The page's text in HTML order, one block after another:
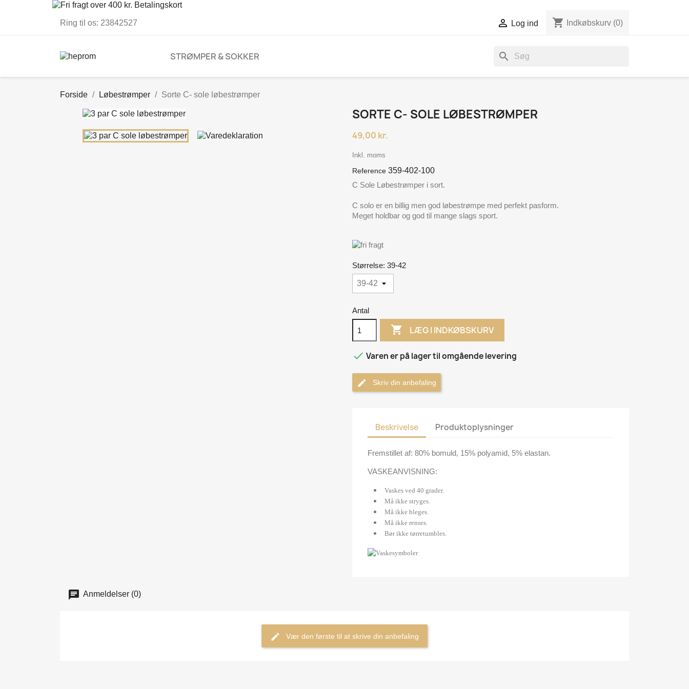
Ring til os: 23842527  Log ind shopping_cart Indkøbskurv (0)
STRØMPER & SOKKER search
Forside Løbestrømper Sorte C- sole løbestrømper
SORTE C- SOLE LØBESTRØMPER
49,00 kr.
Inkl. moms
Reference 359-402-100
C Sole Løbestrømper i sort.
C solo er en billig men god løbestrømpe med perfekt pasform.
Meget holdbar og god til mange slags sport.
Størrelse: 39-42
Antal
 LÆG I INDKØBSKURV
 Varen er på lager til omgående levering
Skriv din anbefaling
Beskrivelse Produktoplysninger
Fremstillet af: 80% bomuld, 15% polyamid, 5% elastan.
VASKEANVISNING:
Vaskes ved 40 grader.
Må ikke stryges.
Må ikke bleges.
Må ikke renses.
Bør ikke tørretumbles.
Anmeldelser (0)
Vær den første til at skrive din anbefaling